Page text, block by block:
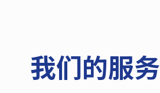
我们的服务